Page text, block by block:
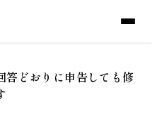
答どおりに申告しても修